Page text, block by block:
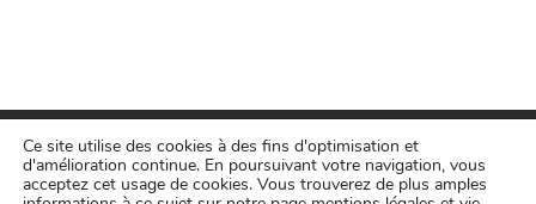
Ce site utilise des cookies à des fins d'optimisation et
d'amélioration continue. En poursuivant votre navigation, vous
acceptez cet usage de cookies. Vous trouverez de plus amples